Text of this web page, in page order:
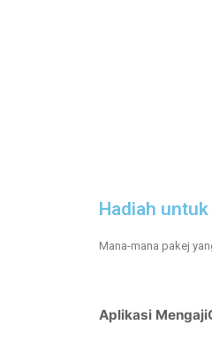
Hadiah
Mana-mana pakej
Aplikasi